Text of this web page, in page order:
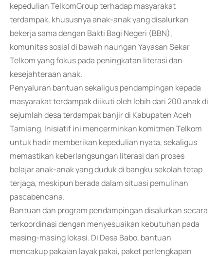
kepedulian TelkomGroup terhadap masyarakat
terdampak, khususnya anak-anak yang disalurkan
bekerja sama dengan Bakti Bagi Negeri (BBN),
komunitas sosial di bawah naungan Yayasan Sekar
Telkom yang fokus pada peningkatan literasi dan
kesejahteraan anak.
Penyaluran bantuan sekaligus pendampingan kepada
masyarakat terdampak diikuti oleh lebih dari 200 anak di
sejumlah desa terdampak banjir di Kabupaten Aceh
Tamiang. Inisiatif ini mencerminkan komitmen Telkom
untuk hadir memberikan kepedulian nyata, sekaligus
memastikan keberlangsungan literasi dan proses
belajar anak-anak yang duduk di bangku sekolah tetap
terjaga, meskipun berada dalam situasi pemulihan
pascabencana.
Bantuan dan program pendampingan disalurkan secara
terkoordinasi dengan menyesuaikan kebutuhan pada
masing-masing lokasi. Di Desa Babo, bantuan
mencakup pakaian layak pakai, paket perlengkapan